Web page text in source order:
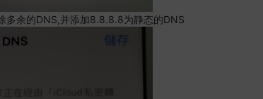
多余的DNS,并添加8.8.8.8为静态的DNS